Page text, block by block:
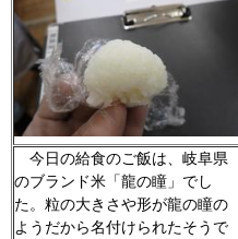
今日の給食のご飯は、岐阜県
のブランド米「龍の瞳」でし
た。粒の大きさや形が龍の瞳の
ようだから名付けられたそうで